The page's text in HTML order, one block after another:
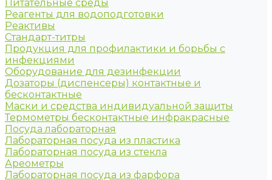
Питательные среды
Реагенты для водоподготовки
Реактивы
Стандарт-титры
Продукция для профилактики и борьбы с
инфекциями
Оборудование для дезинфекции
Дозаторы (диспенсеры) контактные и
бесконтактные
Маски и средства индивидуальной защиты
Термометры бесконтактные инфракрасные
Посуда лабораторная
Лабораторная посуда из пластика
Лабораторная посуда из стекла
Ареометры
Лабораторная посуда из фарфора